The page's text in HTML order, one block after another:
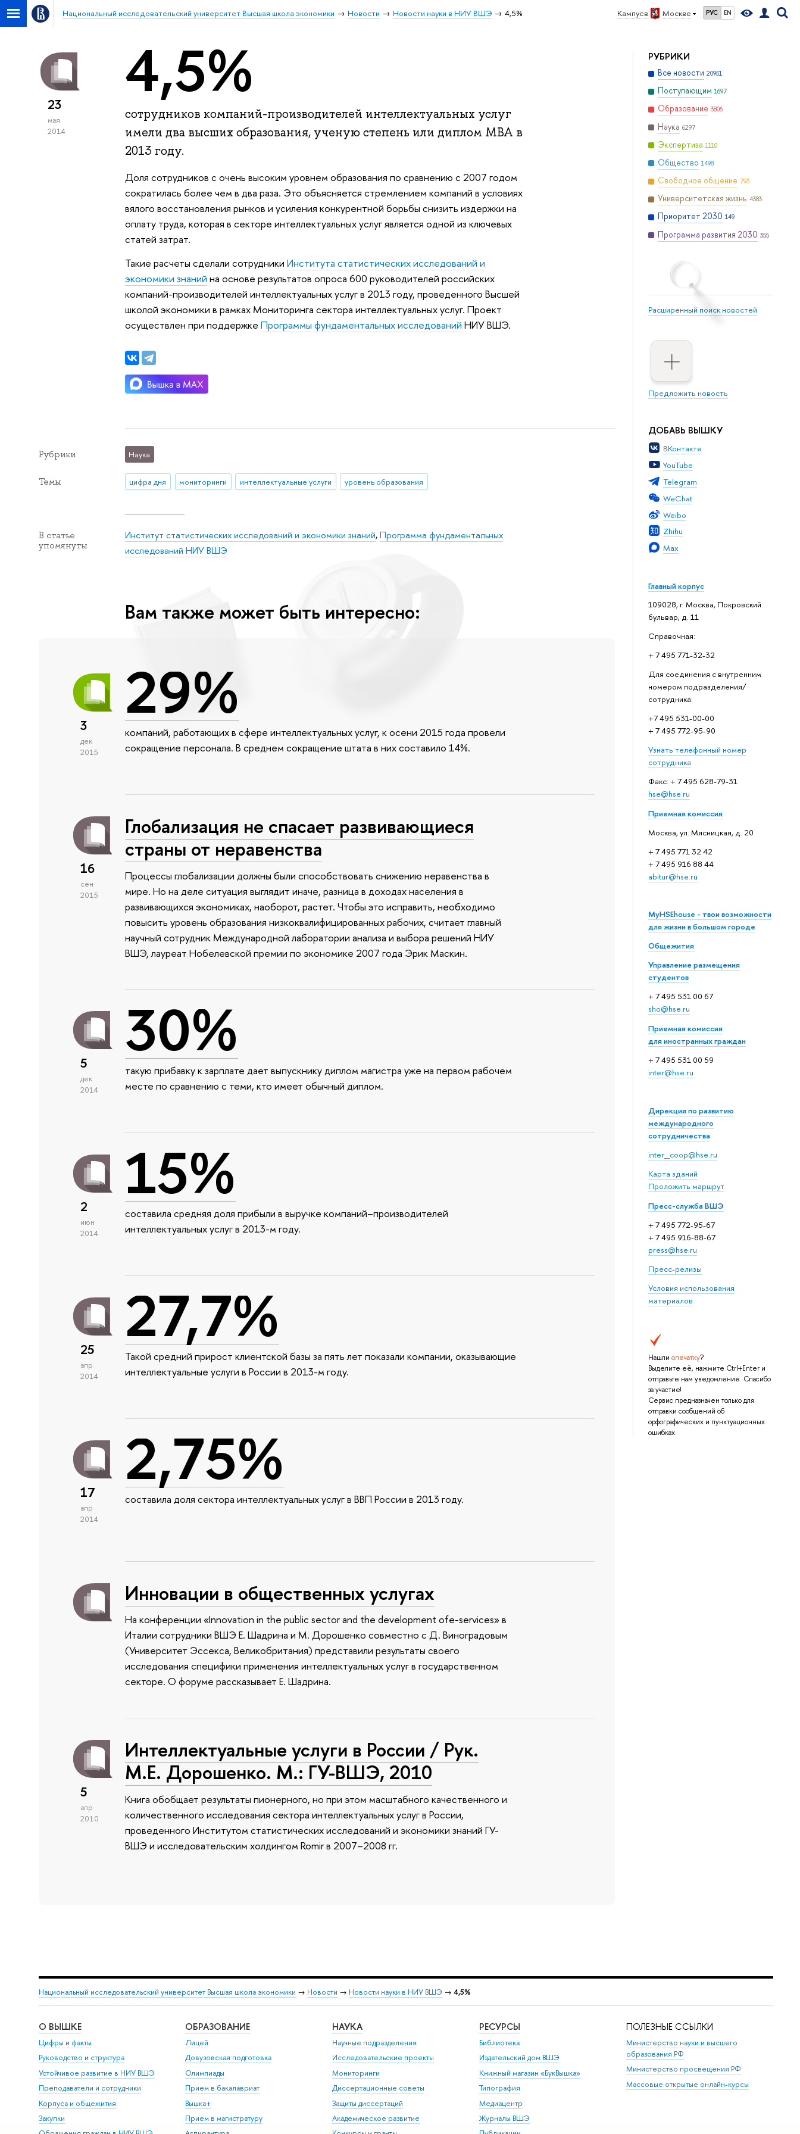
Кампус в Москве РУС EN
Национальный исследовательский университет Высшая школа экономики Новости Новости науки в НИУ ВШЭ 4,5%
РУБРИКИ
Все новости 20951
Поступающим 1697
Образование 3806
Наука 6297
Экспертиза 1110
Общество 1498
Свободное общение 793
Университетская жизнь 4383
Приоритет 2030 149
Программа развития 2030 355
Расширенный поиск новостей
Предложить новость
ДОБАВЬ ВЫШКУ
ВКонтакте
YouTube
Telegram
WeChat
Weibo
Zhihu
Max
Главный корпус
109028, г. Москва, Покровский
бульвар, д. 11
Справочная:
+ 7 495 771-32-32
Для соединения с внутренним
номером подразделения/
сотрудника:
+7 495 531-00-00
+ 7 495 772-95-90
Узнать телефонный номер
сотрудника
Факс: + 7 495 628-79-31
hse@hse.ru
Приемная комиссия
Москва, ул. Мясницкая, д. 20
+ 7 495 771 32 42
+ 7 495 916 88 44
abitur@hse.ru
MyHSEhouse - твои возможности
для жизни в большом городе
Общежития
Управление размещения
студентов
+ 7 495 531 00 67
sho@hse.ru
Приемная комиссия
для иностранных граждан
+ 7 495 531 00 59
inter@hse.ru
Дирекция по развитию
международного
сотрудничества
inter_coop@hse.ru
Карта зданий
Проложить маршрут
Пресс-служба ВШЭ
+ 7 495 772-95-67
+ 7 495 916-88-67
press@hse.ru
Пресс-релизы
Условия использования
материалов
Нашли опечатку?
Выделите её, нажмите Ctrl+Enter и
отправьте нам уведомление. Спасибо
за участие!
Сервис предназначен только для
отправки сообщений об
орфографических и пунктуационных
ошибках.
23
мая
2014
4,5%
сотрудников компаний-производителей интеллектуальных услуг
имели два высших образования, ученую степень или диплом МВА в
2013 году.
Доля сотрудников с очень высоким уровнем образования по сравнению с 2007 годом
сократилась более чем в два раза. Это объясняется стремлением компаний в условиях
вялого восстановления рынков и усиления конкурентной борьбы снизить издержки на
оплату труда, которая в секторе интеллектуальных услуг является одной из ключевых
статей затрат.
Такие расчеты сделали сотрудники Института статистических исследований и
экономики знаний на основе результатов опроса 600 руководителей российских
компаний-производителей интеллектуальных услуг в 2013 году, проведенного Высшей
школой экономики в рамках Мониторинга сектора интеллектуальных услуг. Проект
осуществлен при поддержке Программы фундаментальных исследований НИУ ВШЭ.
Рубрики Наука
Темы цифра дня мониторинги интеллектуальные услуги уровень образования
В статье
упомянуты
Институт статистических исследований и экономики знаний,Программа фундаментальных
исследований НИУ ВШЭ
Вам также может быть интересно:
3
дек
2015
29%
компаний, работающих в сфере интеллектуальных услуг, к осени 2015 года провели
сокращение персонала. В среднем сокращение штата в них составило 14%.
16
сен
2015
Глобализация не спасает развивающиеся
страны от неравенства
Процессы глобализации должны были способствовать снижению неравенства в
мире. Но на деле ситуация выглядит иначе, разница в доходах населения в
развивающихся экономиках, наоборот, растет. Чтобы это исправить, необходимо
повысить уровень образования низкоквалифицированных рабочих, считает главный
научный сотрудник Международной лаборатории анализа и выбора решений НИУ
ВШЭ, лауреат Нобелевской премии по экономике 2007 года Эрик Маскин.
5
дек
2014
30%
такую прибавку к зарплате дает выпускнику диплом магистра уже на первом рабочем
месте по сравнению с теми, кто имеет обычный диплом.
2
июн
2014
15%
составила средняя доля прибыли в выручке компаний–производителей
интеллектуальных услуг в 2013-м году.
25
апр
2014
27,7%
Такой средний прирост клиентской базы за пять лет показали компании, оказывающие
интеллектуальные услуги в России в 2013-м году.
17
апр
2014
2,75%
составила доля сектора интеллектуальных услуг в ВВП России в 2013 году.
Инновации в общественных услугах
На конференции «Innovation in the public sector and the development ofe-services» в
Италии сотрудники ВШЭ Е. Шадрина и М. Дорошенко совместно с Д. Виноградовым
(Университет Эссекса, Великобритания) представили результаты своего
исследования специфики применения интеллектуальных услуг в государственном
секторе. О форуме рассказывает Е. Шадрина.
5
апр
2010
Интеллектуальные услуги в России / Рук.
М.Е. Дорошенко. М.: ГУ-ВШЭ, 2010
Книга обобщает результаты пионерного, но при этом масштабного качественного и
количественного исследования сектора интеллектуальных услуг в России,
проведенного Институтом статистических исследований и экономики знаний ГУ-
ВШЭ и исследовательским холдингом Romir в 2007–2008 гг.
Национальный исследовательский университет Высшая школа экономики → Новости → Новости науки в НИУ ВШЭ → 4,5%
О ВЫШКЕ
Цифры и факты
Руководство и структура
Устойчивое развитие в НИУ ВШЭ
Преподаватели и сотрудники
Корпуса и общежития
Закупки
ОБРАЗОВАНИЕ
Лицей
Довузовская подготовка
Олимпиады
Прием в бакалавриат
Вышка+
Прием в магистратуру
НАУКА
Научные подразделения
Исследовательские проекты
Мониторинги
Диссертационные советы
Защиты диссертаций
Академическое развитие
РЕСУРСЫ
Библиотека
Издательский дом ВШЭ
Книжный магазин «БукВышка»
Типография
Медиацентр
Журналы ВШЭ
ПОЛЕЗНЫЕ ССЫЛКИ
Министерство науки и высшего
образования РФ
Министерство просвещения РФ
Массовые открытые онлайн-курсы